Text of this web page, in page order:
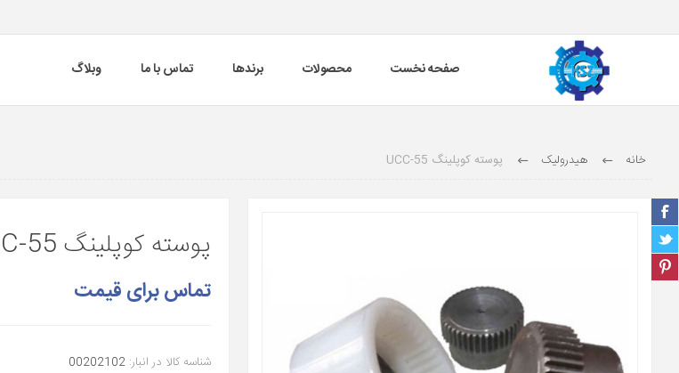
صفحه نخست محصولات برندها تماس با ما وبلاگ
خانه هیدرولیک پوسته کوپلینگ UCC-55
پوسته کوپلینگ UCC-55
تماس برای قیمت
شناسه کالا در انبار: 00202102